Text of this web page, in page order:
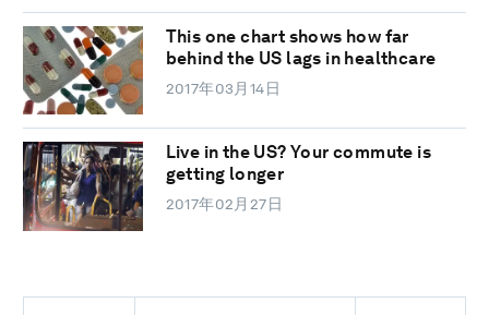
This one chart shows how far
behind the US lags in healthcare
2017年03月14日
Live in the US? Your commute is
getting longer
2017年02月27日